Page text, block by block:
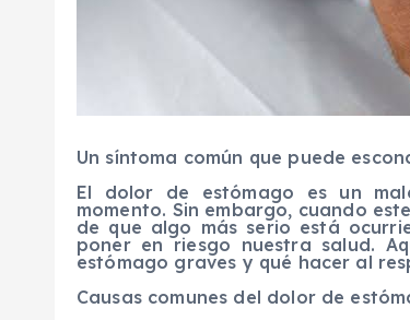
Un síntoma común que puede
El dolor de estómago es un
momento. Sin embargo, cuando
de que algo más serio está
poner en riesgo nuestra salud.
estómago graves y qué hacer al
Causas comunes del dolor de